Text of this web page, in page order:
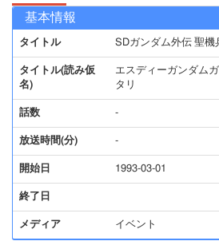
基本情報
タイトル SDガンダム外伝 聖機
タイトル(読み仮
名)
エスディーガンダム
タリ
話数 -
放送時間(分) -
開始日 1993-03-01
終了日
メディア イベント